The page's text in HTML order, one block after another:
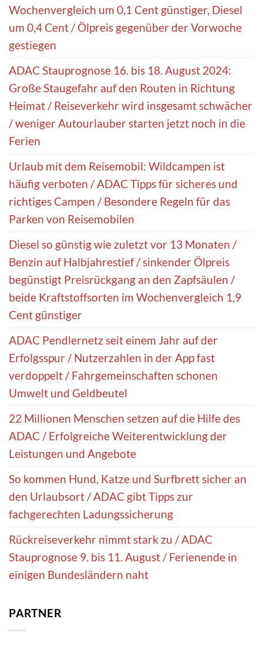
Wochenvergleich um 0,1 Cent günstiger, Diesel
um 0,4 Cent / Ölpreis gegenüber der Vorwoche
gestiegen
ADAC Stauprognose 16. bis 18. August 2024:
Große Staugefahr auf den Routen in Richtung
Heimat / Reiseverkehr wird insgesamt schwächer
/ weniger Autourlauber starten jetzt noch in die
Ferien
Urlaub mit dem Reisemobil: Wildcampen ist
häufig verboten / ADAC Tipps für sicheres und
richtiges Campen / Besondere Regeln für das
Parken von Reisemobilen
Diesel so günstig wie zuletzt vor 13 Monaten /
Benzin auf Halbjahrestief / sinkender Ölpreis
begünstigt Preisrückgang an den Zapfsäulen /
beide Kraftstoffsorten im Wochenvergleich 1,9
Cent günstiger
ADAC Pendlernetz seit einem Jahr auf der
Erfolgsspur / Nutzerzahlen in der App fast
verdoppelt / Fahrgemeinschaften schonen
Umwelt und Geldbeutel
22 Millionen Menschen setzen auf die Hilfe des
ADAC / Erfolgreiche Weiterentwicklung der
Leistungen und Angebote
So kommen Hund, Katze und Surfbrett sicher an
den Urlaubsort / ADAC gibt Tipps zur
fachgerechten Ladungssicherung
Rückreiseverkehr nimmt stark zu / ADAC
Stauprognose 9. bis 11. August / Ferienende in
einigen Bundesländern naht
PARTNER